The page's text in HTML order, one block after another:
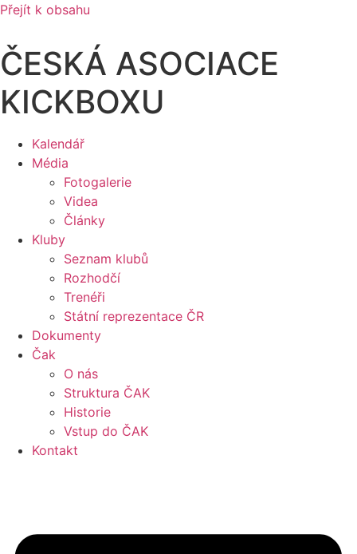
Přejít k obsahu
ČESKÁ ASOCIACE
KICKBOXU
Kalendář
Média
Fotogalerie
Videa
Články
Kluby
Seznam klubů
Rozhodčí
Trenéři
Státní reprezentace ČR
Dokumenty
Čak
O nás
Struktura ČAK
Historie
Vstup do ČAK
Kontakt